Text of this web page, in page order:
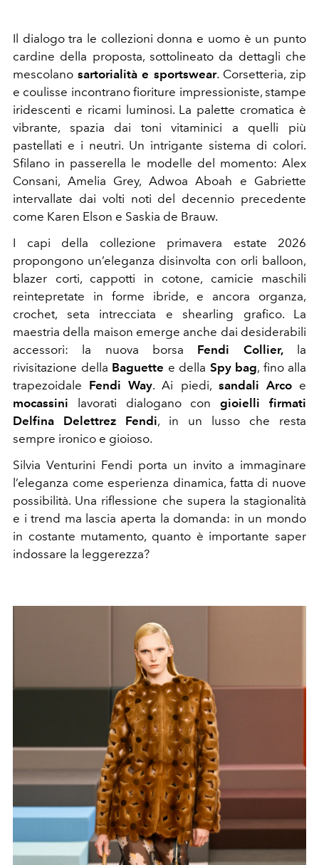
Il dialogo tra le collezioni donna e uomo è un punto
cardine della proposta, sottolineato da dettagli che
mescolanosartorialità e sportswear. Corsetteria, zip
e coulisse incontrano fioriture impressioniste, stampe
iridescenti e ricami luminosi. La palette cromatica è
vibrante, spazia dai toni vitaminici a quelli più
pastellati e i neutri. Un intrigante sistema di colori.
Sfilano in passerella le modelle del momento: Alex
Consani, Amelia Grey, Adwoa Aboah e Gabriette
intervallate dai volti noti del decennio precedente
come Karen Elson e Saskia de Brauw.
I capi della collezione primavera estate 2026
propongono un’eleganza disinvolta con orli balloon,
blazer corti, cappotti in cotone, camicie maschili
reintepretate in forme ibride, e ancora organza,
crochet, seta intrecciata e shearling grafico. La
maestria della maison emerge anche dai desiderabili
accessori: la nuova borsa Fendi Collier,la
rivisitazione della Baguette e della Spy bag, fino alla
trapezoidale Fendi Way. Ai piedi, sandali Arcoe
mocassini lavorati dialogano congioielli firmati
Delfina Delettrez Fendi, in un lusso che resta
sempre ironico e gioioso.
Silvia Venturini Fendi porta un invito a immaginare
l’eleganza come esperienza dinamica, fatta di nuove
possibilità. Una riflessione che supera la stagionalità
e i trend ma lascia aperta la domanda: in un mondo
in costante mutamento, quanto è importante saper
indossare la leggerezza?